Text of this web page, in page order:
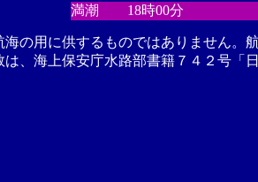
満潮
18時00分
海の用に供するものではありません。
は、海上保安庁水路部書籍７４２号「